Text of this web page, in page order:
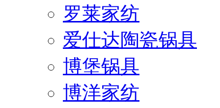
罗莱家纺
爱仕达陶瓷锅具
博堡锅具
博洋家纺